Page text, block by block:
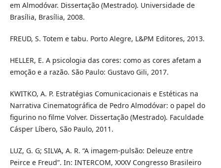
em Almodóvar. Dissertação (Mestrado). Universidade de
Brasília, Brasília, 2008.
FREUD, S. Totem e tabu. Porto Alegre, L&PM Editores, 2013.
HELLER, E. A psicologia das cores: como as cores afetam a
emoção e a razão. São Paulo: Gustavo Gili, 2017.
KWITKO, A. P. Estratégias Comunicacionais e Estéticas na
Narrativa Cinematográfica de Pedro Almodóvar: o papel do
figurino no filme Volver. Dissertação (Mestrado). Faculdade
Cásper Líbero, São Paulo, 2011.
LUZ, G. G; SILVA, A. R. “A imagem-pulsão: Deleuze entre
Peirce e Freud”. In: INTERCOM, XXXV Congresso Brasileiro